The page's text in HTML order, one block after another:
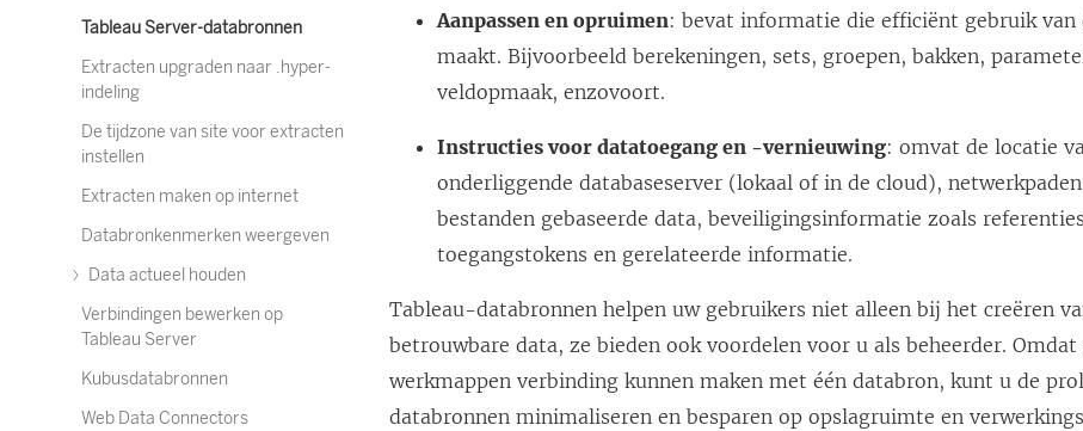
Tableau Server-databronnen
Extracten upgraden naar .hyper-
indeling
De tijdzone van site voor extracten
instellen
Extracten maken op internet
Databronkenmerken weergeven
Data actueel houden
Verbindingen bewerken op
Tableau Server
Kubusdatabronnen
Web Data Connectors
Aanpassen en opruimen: bevat informatie die efficiënt gebruik
maakt. Bijvoorbeeld berekeningen, sets, groepen, bakken,
veldopmaak, enzovoort.
Instructies voor datatoegang en -vernieuwing: omvat de locatie
onderliggende databaseserver (lokaal of in de cloud),
bestanden gebaseerde data, beveiligingsinformatie zoals
toegangstokens en gerelateerde informatie.
Tableau-databronnen helpen uw gebruikers niet alleen bij het creëren
betrouwbare data, ze bieden ook voordelen voor u als beheerder. Omdat
werkmappen verbinding kunnen maken met één databron, kunt u de
databronnen minimaliseren en besparen op opslagruimte en